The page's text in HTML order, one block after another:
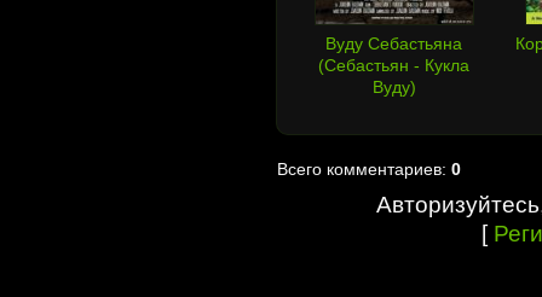
Вуду Себастьяна
(Себастьян - Кукла
Вуду)
Всего комментариев: 0
[